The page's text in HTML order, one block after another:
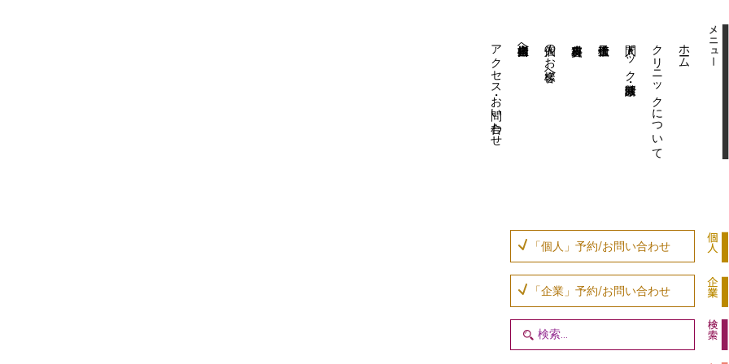
アクセス・お問い合わせ 企業内担当者様へ 個人のお客様へ 人間ドック・健康診断 クリニックについて ホーム
「個人」予約/お問い合わせ
「企業」予約/お問い合わせ